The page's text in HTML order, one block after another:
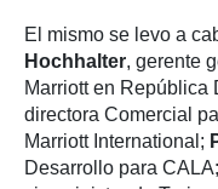
El mismo se levo a
Hochhalter, gerente
Marriott en República
directora Comercial
Marriott International;
Desarrollo para